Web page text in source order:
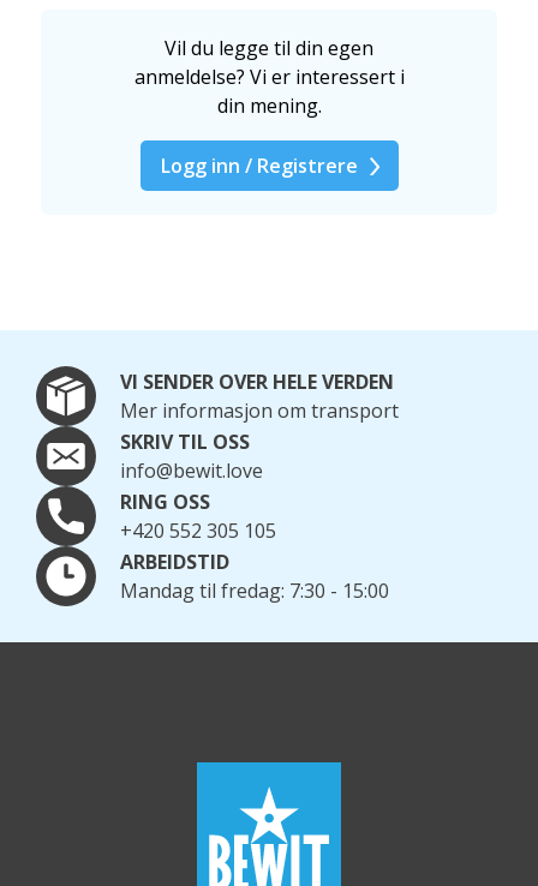
Vil du legge til din egen
anmeldelse? Vi er interessert i
din mening.
Logg inn / Registrere
VI SENDER OVER HELE VERDEN
Mer informasjon om transport
SKRIV TIL OSS
info@bewit.love
RING OSS
+420 552 305 105
ARBEIDSTID
Mandag til fredag: 7:30 - 15:00